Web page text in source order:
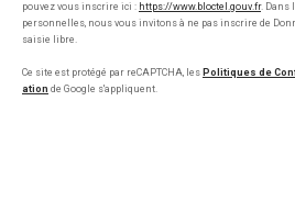
pouvez vous inscrire ici : https://www.bloctel.gouv.fr. Dans
personnelles, nous vous invitons à ne pas inscrire de
saisie libre.
Ce site est protégé par reCAPTCHA, les Politiques de
ation de Google s'appliquent.